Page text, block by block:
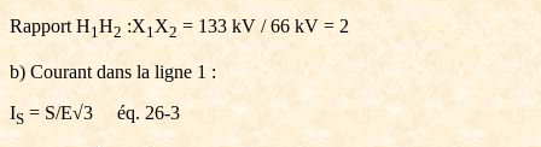
Rapport H1 H2 :X1 X2 = 133 kV / 66 kV = 2
b) Courant dans la ligne 1 :
IS = S/E√3 éq. 26-3